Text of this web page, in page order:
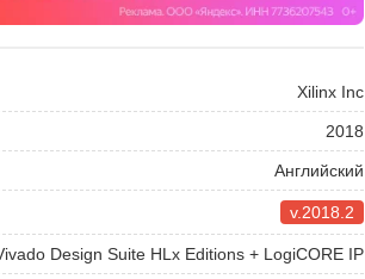
Xilinx Inc
2018
Английский
v.2018.2
Design Suite HLx Editions + LogiCORE IP